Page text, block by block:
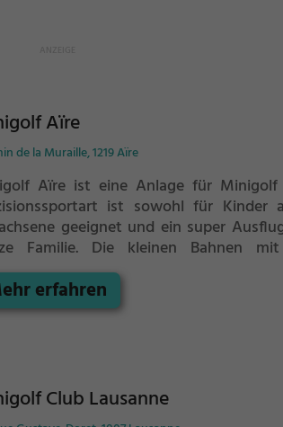
Aïre
de la Muraille, 1219 Aïre
Aïre ist eine Anlage für
ist sowohl für Kinder
geeignet und ein super
Familie. Die kleinen Bahnen mit
laden zu
ein - wer
Schlägen alle Bahnen zu
erfahren
Club Lausanne